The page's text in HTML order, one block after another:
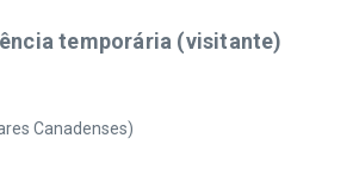
temporária (visitante)
Canadenses)